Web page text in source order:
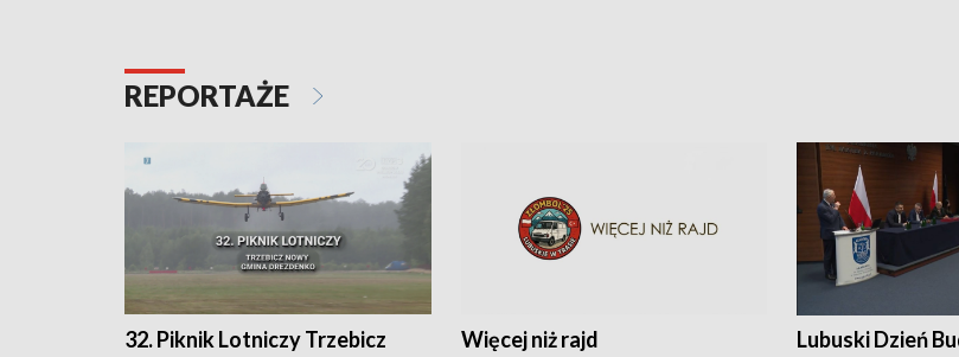
REPORTAŻE
32. Piknik Lotniczy Trzebicz
Więcej niż rajd Lubuski Dzień